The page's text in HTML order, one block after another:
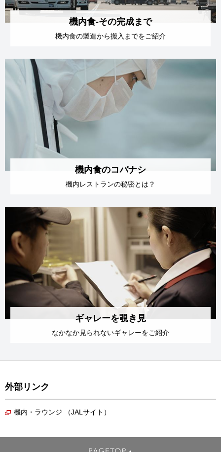
機内食-その完成まで
機内食の製造から搬入までをご紹介
機内食のコバナシ
機内レストランの秘密とは？
ギャレーを覗き見
なかなか見られないギャレーをご紹介
外部リンク
機内・ラウンジ （JALサイト）